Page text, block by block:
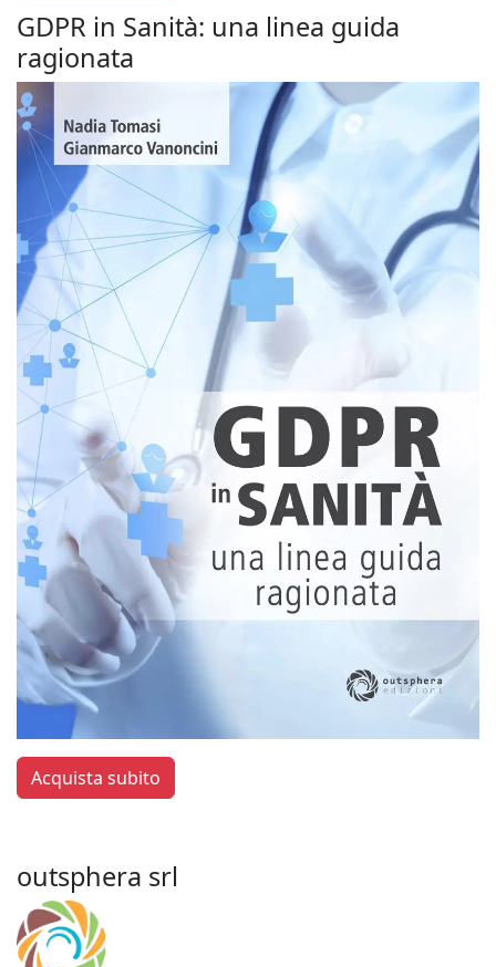
GDPR in Sanità: una linea guida
ragionata
Acquista subito
outsphera srl